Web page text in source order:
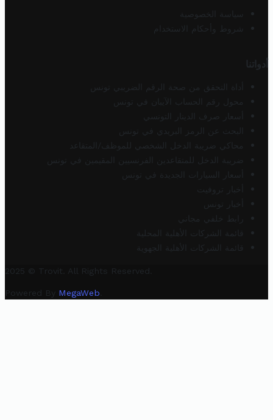
سياسة الخصوصية
شروط وأحكام الاستخدام
أدواتنا
أداة التحقق من صحة الرقم الضريبي تونس
محول رقم الحساب الآيبان في تونس
أسعار صرف الدينار التونسي
البحث عن الرمز البريدي في تونس
محاكي ضريبة الدخل الشخصي للموظف/المتقاعد
ضريبة الدخل للمتقاعدين الفرنسيين المقيمين في تونس
أسعار السيارات الجديدة في تونس
أخبار تروفيت
أخبار تونس
رابط خلفي مجاني
قائمة الشركات الأهلية المحلية
قائمة الشركات الأهلية الجهوية
2025 © Trovit. All Rights Reserved.
Powered By MegaWeb